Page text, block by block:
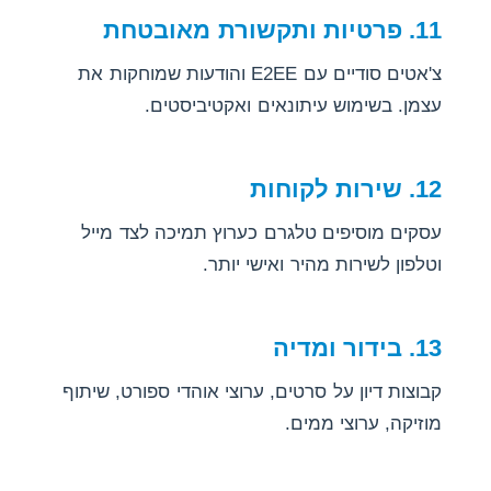
11. פרטיות ותקשורת מאובטחת
צ'אטים סודיים עם E2EE והודעות שמוחקות את
עצמן. בשימוש עיתונאים ואקטיביסטים.
12. שירות לקוחות
עסקים מוסיפים טלגרם כערוץ תמיכה לצד מייל
וטלפון לשירות מהיר ואישי יותר.
13. בידור ומדיה
קבוצות דיון על סרטים, ערוצי אוהדי ספורט, שיתוף
מוזיקה, ערוצי ממים.